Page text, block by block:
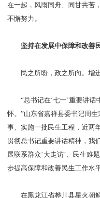
在一起，风雨同舟、同甘共苦
不懈努力。
坚持在发展中保障和改善
民之所盼，政之所向。增进
“总书记在‘七一’重要讲话
怀。”山东省嘉祥县委书记周
事、实施一批民生工程，近两
贯彻总书记重要讲话精神，我
展联系群众‘大走访’、民生难
步提高保障和改善民生工作水
在黑龙江省桦川县星火朝鲜